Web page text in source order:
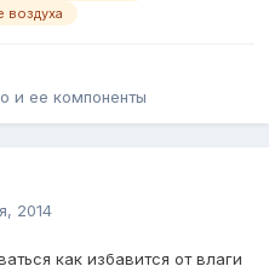
воздуха
и ее компоненты
2014
как избавится от влаги